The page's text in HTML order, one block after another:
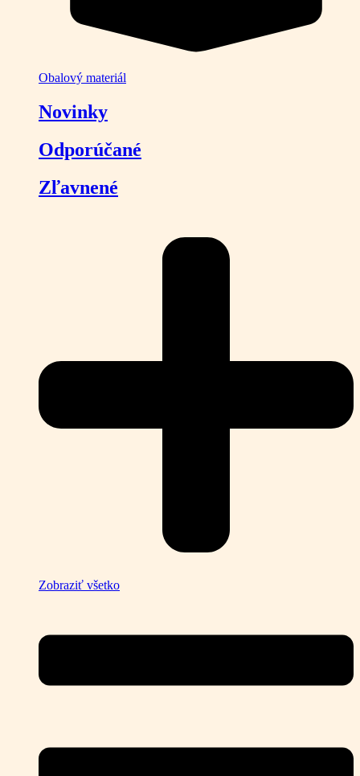
Obalový materiál
Novinky
Odporúčané
Zľavnené
Zobraziť všetko